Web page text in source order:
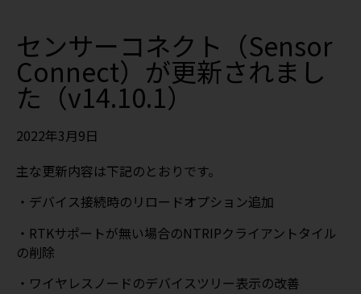
センサーコネクト（Sensor
Connect）が更新されまし
た（v14.10.1）
2022年3月9日
主な更新内容は下記のとおりです。
・デバイス接続時のリロードオプション追加
・RTKサポートが無い場合のNTRIPクライアントタイル
の削除
・ワイヤレスノードのデバイスツリー表示の改善